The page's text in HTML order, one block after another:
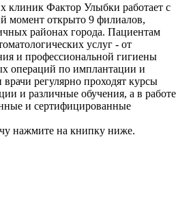
клиник Фактор Улыбки работает с
момент открыто 9 филиалов,
районах города. Пациентам
услуг - от
и профессиональной гигиены
операций по имплантации и
регулярно проходят курсы
и различные обучения, а в работе
и сертифицированные
нажмите на книпку ниже.